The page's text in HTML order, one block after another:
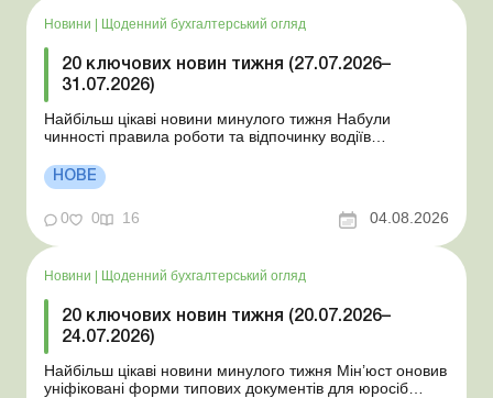
Новини Щоденний бухгалтерський огляд
20 ключових новин тижня (27.07.2026–
31.07.2026)
Найбільш цікаві новини минулого тижня Набули
чинності правила роботи та відпочинку водіїв
стан Для сільгосппідприємств і ФОП запроваджено нові
одноразові статистичні форми З 2 серпня змінюється
порядок зарахування окремих періодів роботи до стр...
НОВЕ
0 0 16 04.08.2026
Новини | Щоденний бухгалтерський огляд
20 ключових новин тижня (20.07.2026–
24.07.2026)
Найбільш цікаві новини минулого тижня Мін’юст оновив
уніфіковані форми типових документів для юросіб